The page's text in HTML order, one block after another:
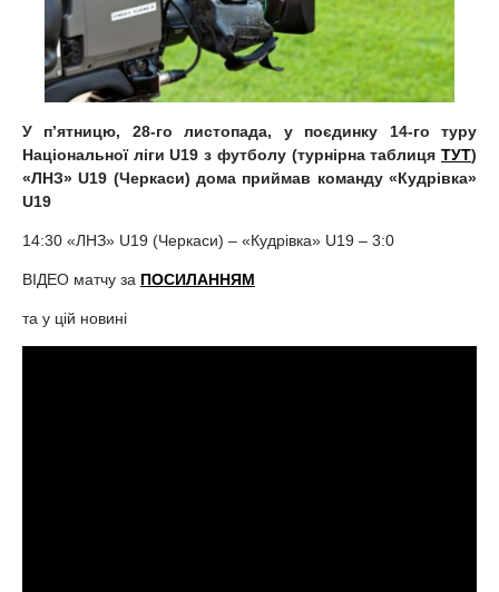
У п’ятницю, 28-го листопада, у поєдинку 14-го туру
Національної ліги U19 з футболу (турнірна таблиця ТУТ)
«ЛНЗ» U19 (Черкаси) дома приймав команду «Кудрівка»
U19
14:30 «ЛНЗ» U19 (Черкаси) – «Кудрівка» U19 – 3:0
ВІДЕО матчу за ПОСИЛАННЯМ
та у цій новині